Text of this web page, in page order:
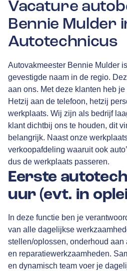
Vacature
Bennie Mulder
Autotechnicus
Autovakmeester Bennie Mulder
gevestigde naam in de regio.
aan ons. Met deze klanten heb
Hetzij aan de telefoon, hetzij
werkplaats. Wij zijn als bedrijf
klant dichtbij ons te houden, dit
belangrijk. Naast onze
verkoopafdeling waaruit ook
dus de werkplaats passeren.
Eerste
uur (evt. in
In deze functie ben je
van alle dagelijkse
stellen/oplossen, onderhoud aan
en reparatiewerkzaamheden.
en dynamisch team voer je